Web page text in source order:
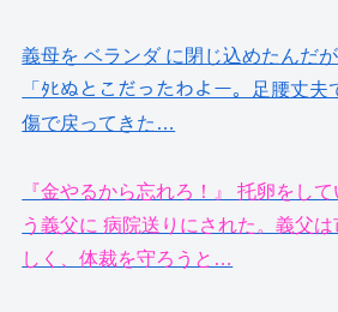
義母を ベランダ に閉じ込めたんだ
「ﾀﾋぬとこだったわよー。足腰丈
傷で戻ってきた…
『金やるから忘れろ！』 托卵をし
う義父に 病院送りにされた。義父
しく、体裁を守ろうと…